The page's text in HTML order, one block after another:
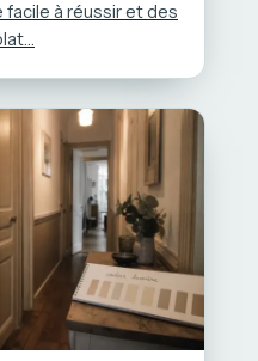
à réussir et des